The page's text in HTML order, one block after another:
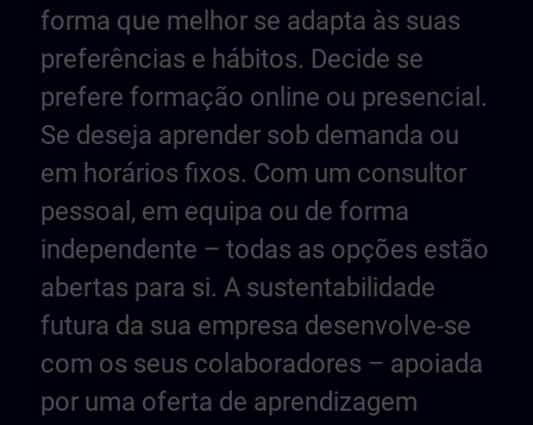
forma que melhor se adapta às suas
preferências e hábitos. Decide se
prefere formação online ou presencial.
Se deseja aprender sob demanda ou
em horários fixos. Com um consultor
pessoal, em equipa ou de forma
independente – todas as opções estão
abertas para si. A sustentabilidade
futura da sua empresa desenvolve-se
com os seus colaboradores – apoiada
por uma oferta de aprendizagem